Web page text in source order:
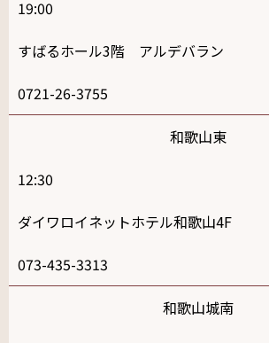
19:00
すばるホール3階 アルデバラン
0721-26-3755
和歌山東
12:30
ダイワロイネットホテル和歌山4F
073-435-3313
和歌山城南